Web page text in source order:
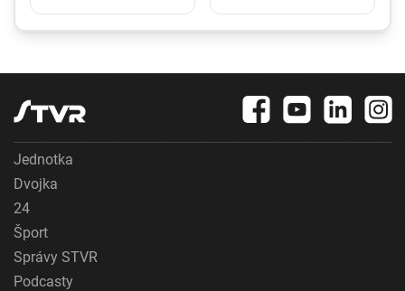
Jednotka
Dvojka
24
Šport
Správy STVR
Podcasty